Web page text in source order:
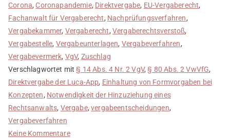
Corona,Coronapandemie, Direktvergabe, EU-Vergaberecht,
Fachanwalt für Vergaberecht, Nachprüfungsverfahren,
Vergabekammer, Vergaberecht, Vergaberechtsverstoß,
Vergabestelle, Vergabeunterlagen, Vergabeverfahren,
Vergabevermerk, VgV, Zuschlag
Verschlagwortet mit§ 14 Abs. 4 Nr. 2 VgV,§ 80 Abs. 2 VwVfG,
Direktvergabe der Luca-App, Einhaltung von Formvorgaben bei
Konzepten, Notwendigkeit der Hinzuziehung eines
Rechtsanwalts, Vergabe,vergabeentscheidungen,
Vergabeverfahren
Keine Kommentarezu